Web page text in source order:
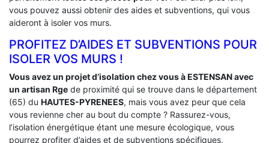
vous pouvez aussi obtenir des aides et subventions, qui vous
aideront à isoler vos murs.
PROFITEZ D’AIDES ET SUBVENTIONS POUR
ISOLER VOS MURS !
Vous avez un projet d’isolation chez vous à ESTENSAN avec
un artisan Rge de proximité qui se trouve dans le département
(65) du HAUTES-PYRENEES, mais vous avez peur que cela
vous revienne cher au bout du compte ? Rassurez-vous,
l’isolation énergétique étant une mesure écologique, vous
pourrez profiter d’aides et de subventions spécifiques,